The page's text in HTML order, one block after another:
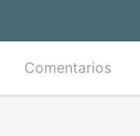
Comentarios